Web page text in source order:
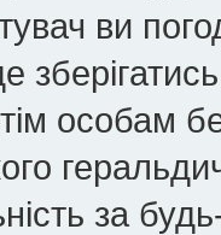
ви
особам
за